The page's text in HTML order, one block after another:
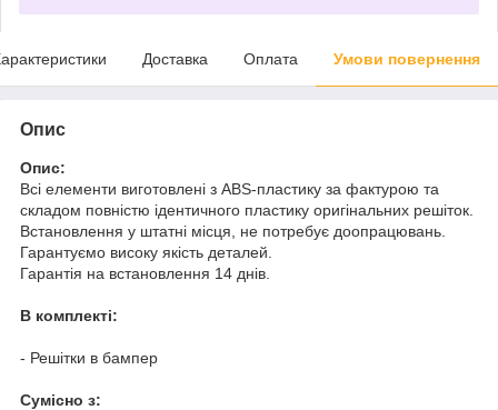
Доставка Оплата Умови повернення
Опис
Опис:
Всі елементи виготовлені з ABS-пластику за фактурою та
складом повністю ідентичного пластику оригінальних решіток.
Встановлення у штатні місця, не потребує доопрацювань.
Гарантуємо високу якість деталей.
Гарантія на встановлення 14 днів.
В комплекті:
- Решітки в бампер
Cумісно з: